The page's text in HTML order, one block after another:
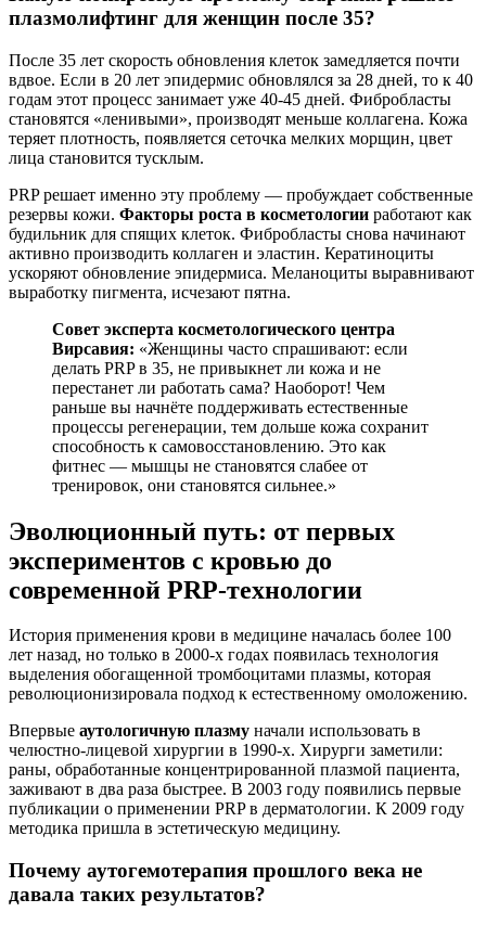
плазмолифтинг для женщин после 35?
После 35 лет скорость обновления клеток замедляется почти
вдвое. Если в 20 лет эпидермис обновлялся за 28 дней, то к 40
годам этот процесс занимает уже 40-45 дней. Фибробласты
становятся «ленивыми», производят меньше коллагена. Кожа
теряет плотность, появляется сеточка мелких морщин, цвет
лица становится тусклым.
PRP решает именно эту проблему — пробуждает собственные
резервы кожи. Факторы роста в косметологии работают как
будильник для спящих клеток. Фибробласты снова начинают
активно производить коллаген и эластин. Кератиноциты
ускоряют обновление эпидермиса. Меланоциты выравнивают
выработку пигмента, исчезают пятна.
Совет эксперта косметологического центра
Вирсавия: «Женщины часто спрашивают: если
делать PRP в 35, не привыкнет ли кожа и не
перестанет ли работать сама? Наоборот! Чем
раньше вы начнёте поддерживать естественные
процессы регенерации, тем дольше кожа сохранит
способность к самовосстановлению. Это как
фитнес — мышцы не становятся слабее от
тренировок, они становятся сильнее.»
Эволюционный путь: от первых
экспериментов с кровью до
современной PRP-технологии
История применения крови в медицине началась более 100
лет назад, но только в 2000-х годах появилась технология
выделения обогащенной тромбоцитами плазмы, которая
революционизировала подход к естественному омоложению.
Впервые аутологичную плазму начали использовать в
челюстно-лицевой хирургии в 1990-х. Хирурги заметили:
раны, обработанные концентрированной плазмой пациента,
заживают в два раза быстрее. В 2003 году появились первые
публикации о применении PRP в дерматологии. К 2009 году
методика пришла в эстетическую медицину.
Почему аутогемотерапия прошлого века не
давала таких результатов?